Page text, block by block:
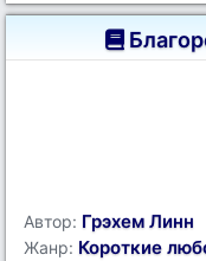
Автор: Грэхем Линн
Жанр: Короткие